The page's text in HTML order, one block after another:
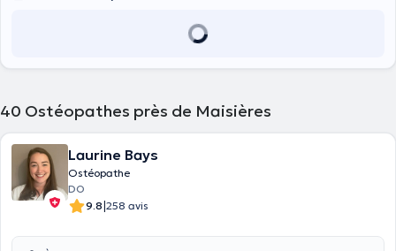
40 Ostéopathes près de Maisières
Laurine Bays
Ostéopathe
DO
9.8|258 avis